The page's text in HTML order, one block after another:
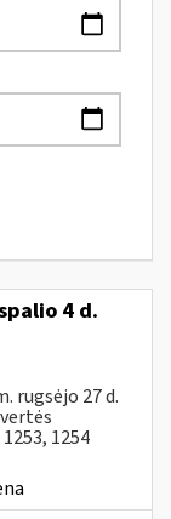
4 d.
rugsėjo 27 d.
1254